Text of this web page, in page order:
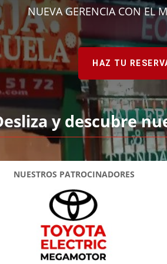
NUEVA GERENCIA CON EL
HAZ TU
y descubre
NUESTROS PATROCINADORES